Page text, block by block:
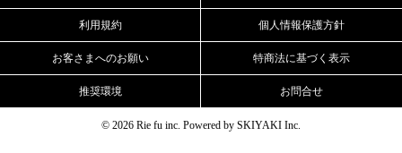
利用規約 個人情報保護方針
お客さまへのお願い 特商法に基づく表示
推奨環境 お問合せ
© 2026 Rie fu inc. Powered by SKIYAKI Inc.